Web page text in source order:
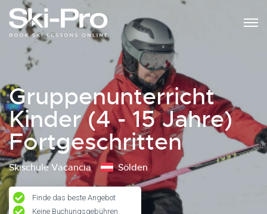
Gruppenunterricht
Kinder (4 - 15 Jahre)
Fortgeschritten
Skischule Vacancia Sölden
Finde das beste Angebot
Keine Buchungsgebühren